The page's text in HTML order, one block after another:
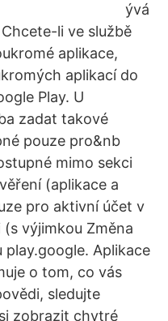
ývá
li ve službě
aplikace,
aplikací do
Play. U
zadat takové
pouze pro&nb
mimo sekci
(aplikace a
pro aktivní účet v
výjimkou Změna
Aplikace
o tom, co vás
sledujte
zobrazit chytré